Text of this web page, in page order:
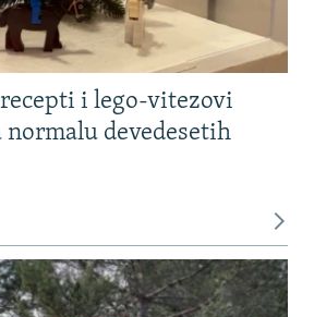
i lego-vitezovi
devedesetih